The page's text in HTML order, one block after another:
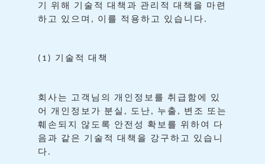
기
위해 기술적 대책과 관리적 대책을 마련
하고
있으며 , 이를 적용하고 있습니다 .
(1) 기술적 대책
회사는 고객님의 개인정보를 취급함에
있
어
개인정보가 분실 , 도난 , 누출 , 변조
또는
훼손되지
않도록 안전성 확보를 위하여
다
음과 같은 기술적 대책을 강구하고
있습니
다 .